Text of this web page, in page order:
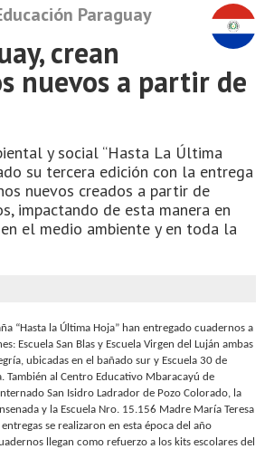
Paraguay
crean
nuevos a partir de
y social “Hasta La Última
su tercera edición con la entrega
nuevos creados a partir de
impactando de esta manera en
el medio ambiente y en toda la
“Hasta la Última Hoja” han entregado cuadernos a
Escuela San Blas y Escuela Virgen del Luján ambas
ubicadas en el bañado sur y Escuela 30 de
También al Centro Educativo Mbaracayú de
San Isidro Ladrador de Pozo Colorado, la
y la Escuela Nro. 15.156 Madre María Teresa
se realizaron en esta época del año
llegan como refuerzo a los kits escolares del